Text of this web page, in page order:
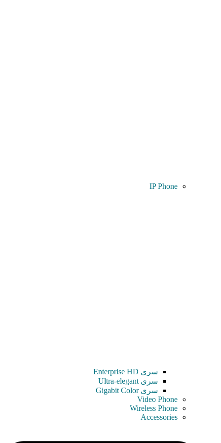
IP Phone
سری Enterprise HD
سری Ultra-elegant
سری Gigabit Color
Video Phone
Wireless Phone
Accessories